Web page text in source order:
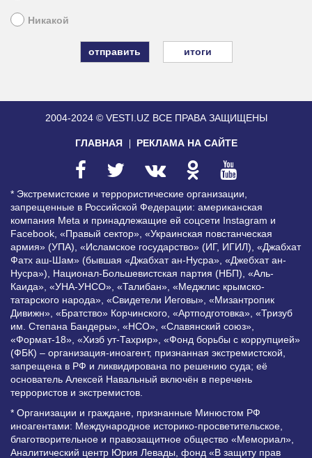
Никакой
итоги
2004-2024 © VESTI.UZ ВСЕ ПРАВА ЗАЩИЩЕНЫ
ГЛАВНАЯ РЕКЛАМА НА САЙТЕ
* Экстремистские и террористические организации,
запрещенные в Российской Федерации: американская
компания Meta и принадлежащие ей соцсети Instagram и
Facebook, «Правый сектор», «Украинская повстанческая
армия» (УПА), «Исламское государство» (ИГ, ИГИЛ), «Джабхат
Фатх аш-Шам» (бывшая «Джабхат ан-Нусра», «Джебхат ан-
Нусра»), Национал-Большевистская партия (НБП), «Аль-
Каида», «УНА-УНСО», «Талибан», «Меджлис крымско-
татарского народа», «Свидетели Иеговы», «Мизантропик
Дивижн», «Братство» Корчинского, «Артподготовка», «Тризуб
им. Степана Бандеры», «НСО», «Славянский союз»,
«Формат-18», «Хизб ут-Тахрир», «Фонд борьбы с коррупцией»
(ФБК) – организация-иноагент, признанная экстремистской,
запрещена в РФ и ликвидирована по решению суда; её
основатель Алексей Навальный включён в перечень
террористов и экстремистов.
* Организации и граждане, признанные Минюстом РФ
иноагентами: Международное историко-просветительское,
благотворительное и правозащитное общество «Мемориал»,
Аналитический центр Юрия Левады, фонд «В защиту прав